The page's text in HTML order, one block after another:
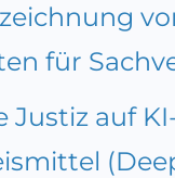
für
Justiz auf